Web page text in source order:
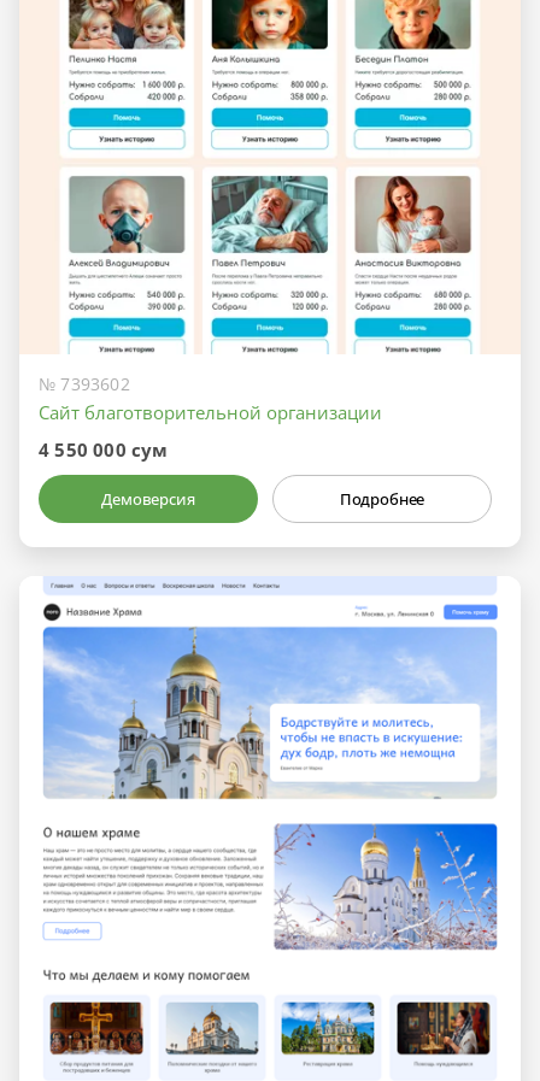
№ 7393602
Сайт благотворительной организации
4 550 000 сум
Демоверсия Подробнее